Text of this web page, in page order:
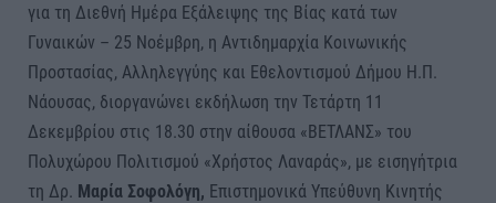
για τη Διεθνή Ημέρα Εξάλειψης της Βίας κατά των
Γυναικών – 25 Νοέμβρη, η Αντιδημαρχία Κοινωνικής
Προστασίας, Αλληλεγγύης και Εθελοντισμού Δήμου Η.Π.
Νάουσας, διοργανώνει εκδήλωση την Τετάρτη 11
Δεκεμβρίου στις 18.30 στην αίθουσα «ΒΕΤΛΑΝΣ» του
Πολυχώρου Πολιτισμού «Χρήστος Λαναράς», με εισηγήτρια
τη Δρ. Μαρία Σοφολόγη, Επιστημονικά Υπεύθυνη Κινητής